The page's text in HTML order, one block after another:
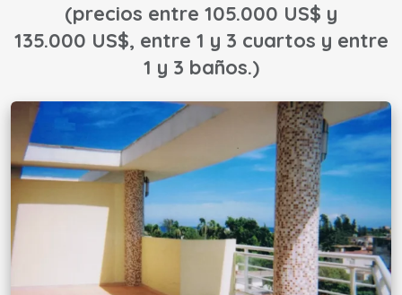
(precios entre 105.000 US$ y
135.000 US$, entre 1 y 3 cuartos y entre
1 y 3 baños.)